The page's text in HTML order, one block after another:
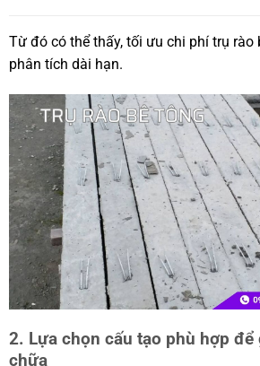
Từ đó có thể thấy, tối ưu chi phí trụ rào
phân tích dài hạn.
2. Lựa chọn cấu tạo phù hợp
chữa